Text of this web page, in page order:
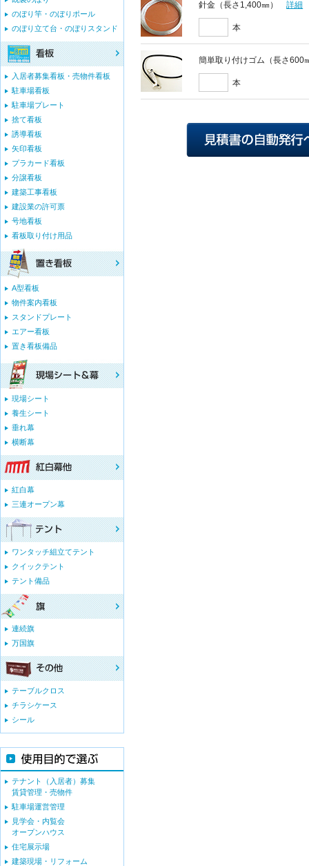
針金（長さ1,400㎜） 詳細
本
簡単取り付けゴム（長さ600
本
のぼり竿・のぼりポール
のぼり立て台・のぼりスタンド
入居者募集看板・売物件看板
駐車場看板
駐車場プレート
捨て看板
誘導看板
矢印看板
プラカード看板
分譲看板
建築工事看板
建設業の許可票
号地看板
看板取り付け用品
A型看板
物件案内看板
スタンドプレート
エアー看板
置き看板備品
現場シート
養生シート
垂れ幕
横断幕
紅白幕
三連オープン幕
ワンタッチ組立てテント
クイックテント
テント備品
連続旗
万国旗
テーブルクロス
チラシケース
シール
テナント（入居者）募集
賃貸管理・売物件
駐車場運営管理
見学会・内覧会
オープンハウス
住宅展示場
建築現場・リフォーム